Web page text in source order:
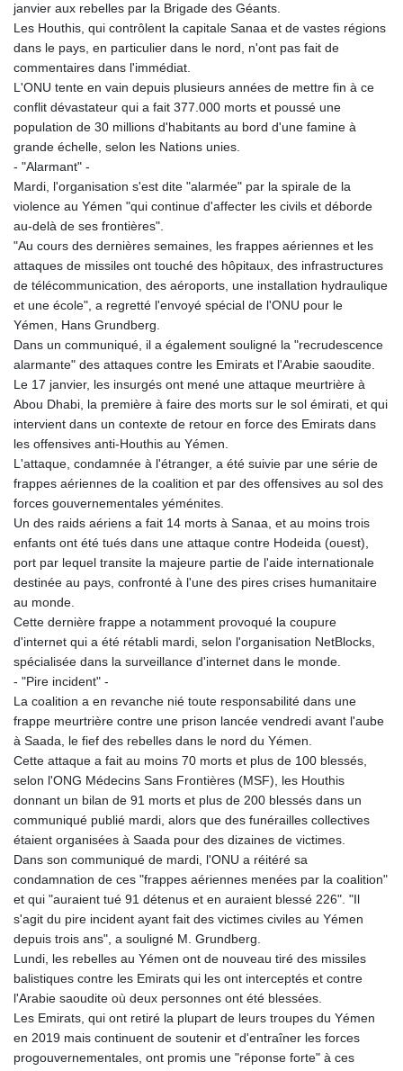
janvier aux rebelles par la Brigade des Géants.
Les Houthis, qui contrôlent la capitale Sanaa et de vastes régions
dans le pays, en particulier dans le nord, n'ont pas fait de
commentaires dans l'immédiat.
L'ONU tente en vain depuis plusieurs années de mettre fin à ce
conflit dévastateur qui a fait 377.000 morts et poussé une
population de 30 millions d'habitants au bord d'une famine à
grande échelle, selon les Nations unies.
- "Alarmant" -
Mardi, l'organisation s'est dite "alarmée" par la spirale de la
violence au Yémen "qui continue d'affecter les civils et déborde
au-delà de ses frontières".
"Au cours des dernières semaines, les frappes aériennes et les
attaques de missiles ont touché des hôpitaux, des infrastructures
de télécommunication, des aéroports, une installation hydraulique
et une école", a regretté l'envoyé spécial de l'ONU pour le
Yémen, Hans Grundberg.
Dans un communiqué, il a également souligné la "recrudescence
alarmante" des attaques contre les Emirats et l'Arabie saoudite.
Le 17 janvier, les insurgés ont mené une attaque meurtrière à
Abou Dhabi, la première à faire des morts sur le sol émirati, et qui
intervient dans un contexte de retour en force des Emirats dans
les offensives anti-Houthis au Yémen.
L'attaque, condamnée à l'étranger, a été suivie par une série de
frappes aériennes de la coalition et par des offensives au sol des
forces gouvernementales yéménites.
Un des raids aériens a fait 14 morts à Sanaa, et au moins trois
enfants ont été tués dans une attaque contre Hodeida (ouest),
port par lequel transite la majeure partie de l'aide internationale
destinée au pays, confronté à l'une des pires crises humanitaire
au monde.
Cette dernière frappe a notamment provoqué la coupure
d'internet qui a été rétabli mardi, selon l'organisation NetBlocks,
spécialisée dans la surveillance d'internet dans le monde.
- "Pire incident" -
La coalition a en revanche nié toute responsabilité dans une
frappe meurtrière contre une prison lancée vendredi avant l'aube
à Saada, le fief des rebelles dans le nord du Yémen.
Cette attaque a fait au moins 70 morts et plus de 100 blessés,
selon l'ONG Médecins Sans Frontières (MSF), les Houthis
donnant un bilan de 91 morts et plus de 200 blessés dans un
communiqué publié mardi, alors que des funérailles collectives
étaient organisées à Saada pour des dizaines de victimes.
Dans son communiqué de mardi, l'ONU a réitéré sa
condamnation de ces "frappes aériennes menées par la coalition"
et qui "auraient tué 91 détenus et en auraient blessé 226". "Il
s'agit du pire incident ayant fait des victimes civiles au Yémen
depuis trois ans", a souligné M. Grundberg.
Lundi, les rebelles au Yémen ont de nouveau tiré des missiles
balistiques contre les Emirats qui les ont interceptés et contre
l'Arabie saoudite où deux personnes ont été blessées.
Les Emirats, qui ont retiré la plupart de leurs troupes du Yémen
en 2019 mais continuent de soutenir et d'entraîner les forces
progouvernementales, ont promis une "réponse forte" à ces